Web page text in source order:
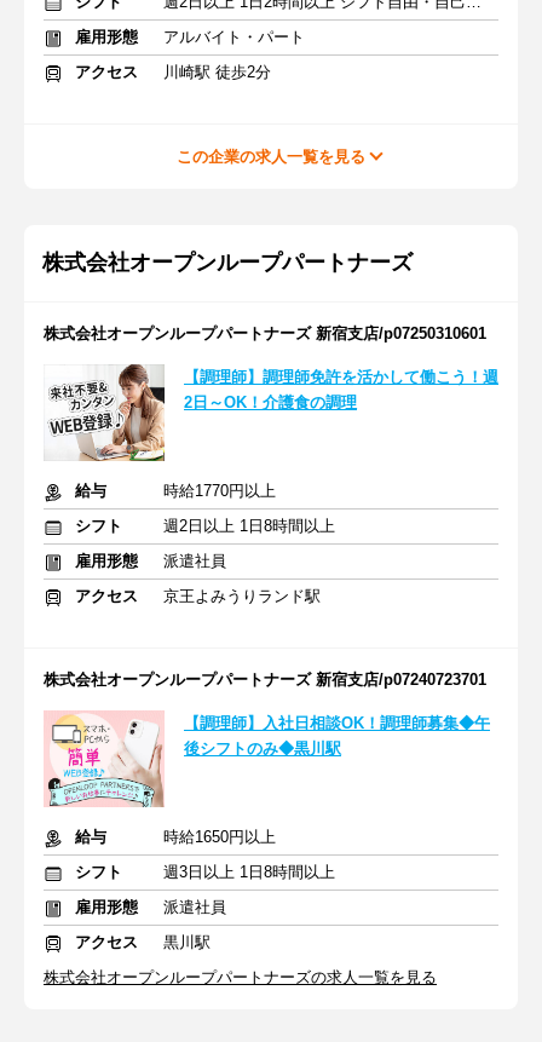
雇用形態
アルバイト・パート
アクセス
川崎駅 徒歩2分
この企業の求人一覧を見る
株式会社オープンループパートナーズ
株式会社オープンループパートナーズ 新宿支店/p07250310601
【調理師】調理師免許を活かして働こう！週
2日～OK！介護食の調理
給与
時給1770円以上
シフト
週2日以上 1日8時間以上
雇用形態
派遣社員
アクセス
京王よみうりランド駅
株式会社オープンループパートナーズ 新宿支店/p07240723701
【調理師】入社日相談OK！調理師募集◆午
後シフトのみ◆黒川駅
給与
時給1650円以上
シフト
週3日以上 1日8時間以上
雇用形態
派遣社員
アクセス
黒川駅
株式会社オープンループパートナーズの求人一覧を見る